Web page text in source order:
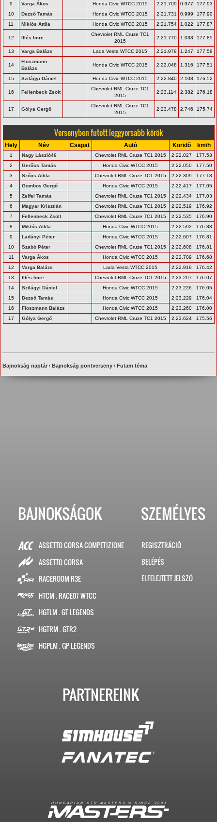
9
Varga Ákos Honda Civic WTCC 2015 2:21.709 0.977
177.93
10
Dezső Tamás Honda Civic WTCC 2015 2:21.731 0.999
177.90
11
Miklós Attila Honda Civic WTCC 2015 2:21.754 1.022 177.87
12 Illés Imre
Chevrolet RML Cruze TC1
2015
2:21.770 1.038 177.85
13 Varga Balázs Lada Vesta WTCC 2015 2:21.979 1.247 177.59
14
Floszmann
Balázs
Honda Civic WTCC 2015 2:22.048 1.316 177.51
15 Szilágyi Dániel Honda Civic WTCC 2015 2:22.840 2.108 176.52
16 Fellenbeck Zsolt
Chevrolet RML Cruze TC1
2015
2:23.114 2.382 176.18
17 Gólya Gergő
Chevrolet RML Cruze TC1
2015
2:23.478 2.746 175.74
Versenyben futott leggyorsabb körök
Hely Név Csapat Autó Köridő km/h
1 Nagy László46 Chevrolet RML Cruze TC1 2015 2:22.027
177.53
2
Gerőcs Tamás Honda Civic WTCC 2015 2:22.050
177.50
3
Szőcs Attila Chevrolet RML Cruze TC1 2015 2:22.309
177.18
4
Gombos Gergő Honda Civic WTCC 2015 2:22.417
177.05
5
Zelfel Tamás Chevrolet RML Cruze TC1 2015 2:22.434
177.03
6
Magyar Krisztián Chevrolet RML Cruze TC1 2015 2:22.519
176.92
7
Fellenbeck Zsolt Chevrolet RML Cruze TC1 2015 2:22.535
176.90
8
Miklós Attila Honda Civic WTCC 2015 2:22.592
176.83
9
Ladányi Péter Honda Civic WTCC 2015 2:22.607
176.81
10
Szabó Péter Chevrolet RML Cruze TC1 2015 2:22.608
176.81
11
Varga Ákos Honda Civic WTCC 2015 2:22.709
176.68
12
Varga Balázs Lada Vesta WTCC 2015 2:22.919
176.42
13
Illés Imre Chevrolet RML Cruze TC1 2015 2:23.207
176.07
14
Szilágyi Dániel Honda Civic WTCC 2015 2:23.226
176.05
15
Dezső Tamás Honda Civic WTCC 2015 2:23.229
176.04
16
Floszmann Balázs Honda Civic WTCC 2015 2:23.260
176.00
17
Gólya Gergő Chevrolet RML Cruze TC1 2015 2:23.624 175.56
Bajnokság naptár /Bajnokság pontverseny /Futam téma
BAJNOKSÁGOK
ASSETTO CORSA COMPETIZIONE
ASSETTO CORSA
RACEROOM R3E
HTCM . RACE07 WTCC
HGTLM . GT LEGENDS
HGTRM . GTR2
HGPLM . GP LEGENDS
SZEMÉLYES
REGISZTRÁCIÓ
BELÉPÉS
ELFELEJTETT JELSZÓ
PARTNEREINK
H U N G A R I A N G T R M A S T E R S © S I N C E 2 0 0 1